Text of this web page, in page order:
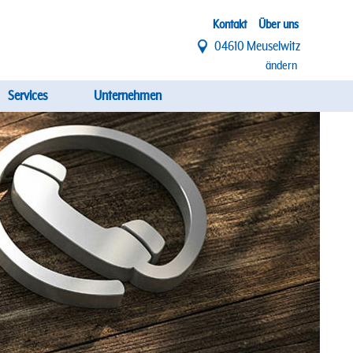
Top
Menü
Kontakt Über uns
04610 Meuselwitz
ändern
Services Unternehmen